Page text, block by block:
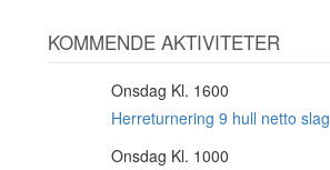
KOMMENDE AKTIVITETER
Onsdag Kl. 1600
Herreturnering 9 hull netto slag
Onsdag Kl. 1000